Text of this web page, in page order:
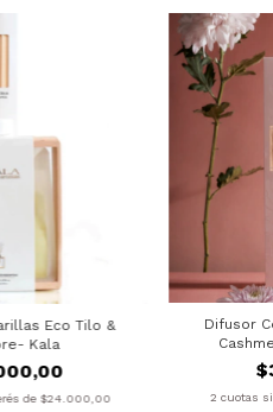
Eco Tilo &
Kala
de $24.000,00
Difusor
2 cuotas